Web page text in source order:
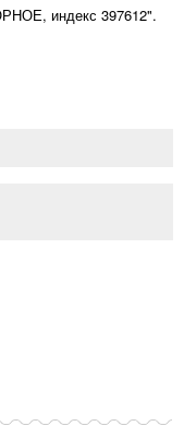
индекс 397612".